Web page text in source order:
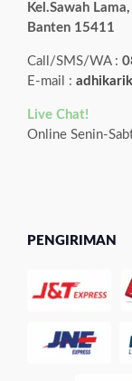
Kel.Sawah
Banten 15411
Call/SMS/WA :
E-mail :
Live Chat!
Online Senin-
PENGIRIMAN